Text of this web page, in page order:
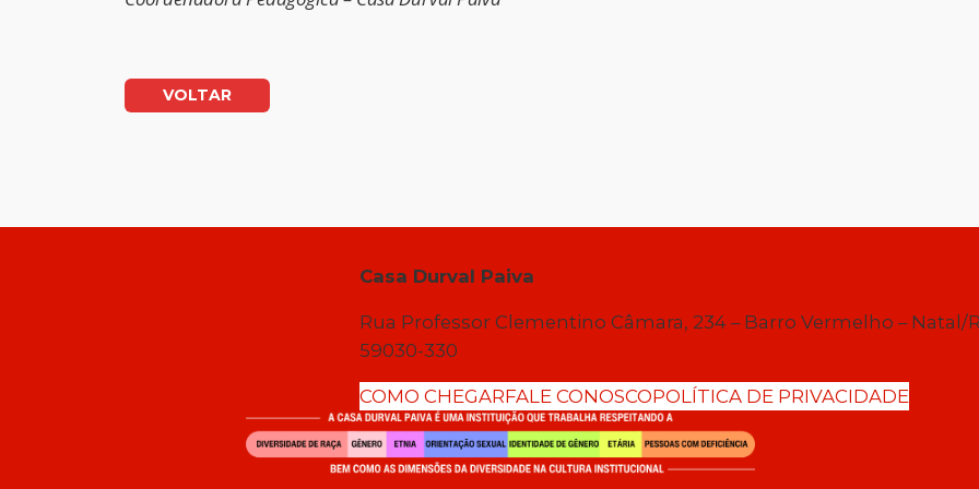
VOLTAR
Casa Durval Paiva
Rua Professor Clementino Câmara, 234 – Barro Vermelho – Natal/
59030-330
COMO CHEGARFALE CONOSCOPOLÍTICA DE PRIVACIDADE